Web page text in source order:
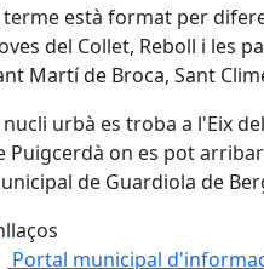
terme està format per
del Collet, Reboll i les
Martí de Broca, Sant
nucli urbà es troba a l'Eix
Puigcerdà on es pot
de Guardiola de
Portal municipal